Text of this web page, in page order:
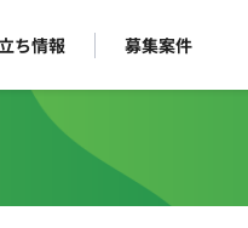
ち情報 募集案件